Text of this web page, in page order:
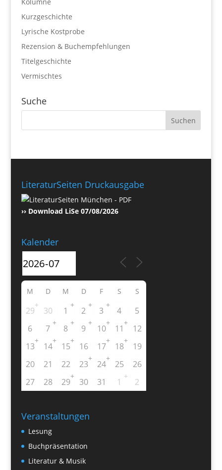
Kurzgeschichte
Lyrische Kostprobe
Rezension & Buchempfehlungen
Titelgeschichte
Vermischtes
Suche
LiteraturSeiten Druckausgabe
›› Download LiSe 07/08/2026
Kalender
M D M D F S S
29
+
30 1
+
2
+
3
+
4
5
6
7
+
8
+
9
+
10
+
11
+
12
13
+
14
+
15
+
16 17
+
18
+
19
20
21 22 23
+
24
+
25
26
27
28 29
+
30 31 1
+
2
Veranstaltungen
Lesung
Buchpräsentation
Literatur & Musik